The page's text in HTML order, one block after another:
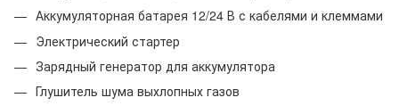
Аккумуляторная батарея 12/24 В с кабелями и клеммами
Электрический стартер
Зарядный генератор для аккумулятора
Глушитель шума выхлопных газов